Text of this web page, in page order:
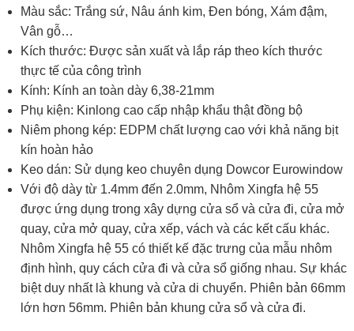
Màu sắc: Trắng sứ, Nâu ánh kim, Đen bóng, Xám đậm,
Vân gỗ…
Kích thước: Được sản xuất và lắp ráp theo kích thước
thực tế của công trình
Kính: Kính an toàn dày 6,38-21mm
Phụ kiện: Kinlong cao cấp nhập khẩu thật đồng bộ
Niêm phong kép: EDPM chất lượng cao với khả năng bịt
kín hoàn hảo
Keo dán: Sử dụng keo chuyên dụng Dowcor Eurowindow
Với độ dày từ 1.4mm đến 2.0mm, Nhôm Xingfa hệ 55
được ứng dụng trong xây dựng cửa sổ và cửa đi, cửa mở
quay, cửa mở quay, cửa xếp, vách và các kết cấu khác.
Nhôm Xingfa hệ 55 có thiết kế đặc trưng của mẫu nhôm
định hình, quy cách cửa đi và cửa sổ giống nhau. Sự khác
biệt duy nhất là khung và cửa di chuyển. Phiên bản 66mm
lớn hơn 56mm. Phiên bản khung cửa sổ và cửa đi.